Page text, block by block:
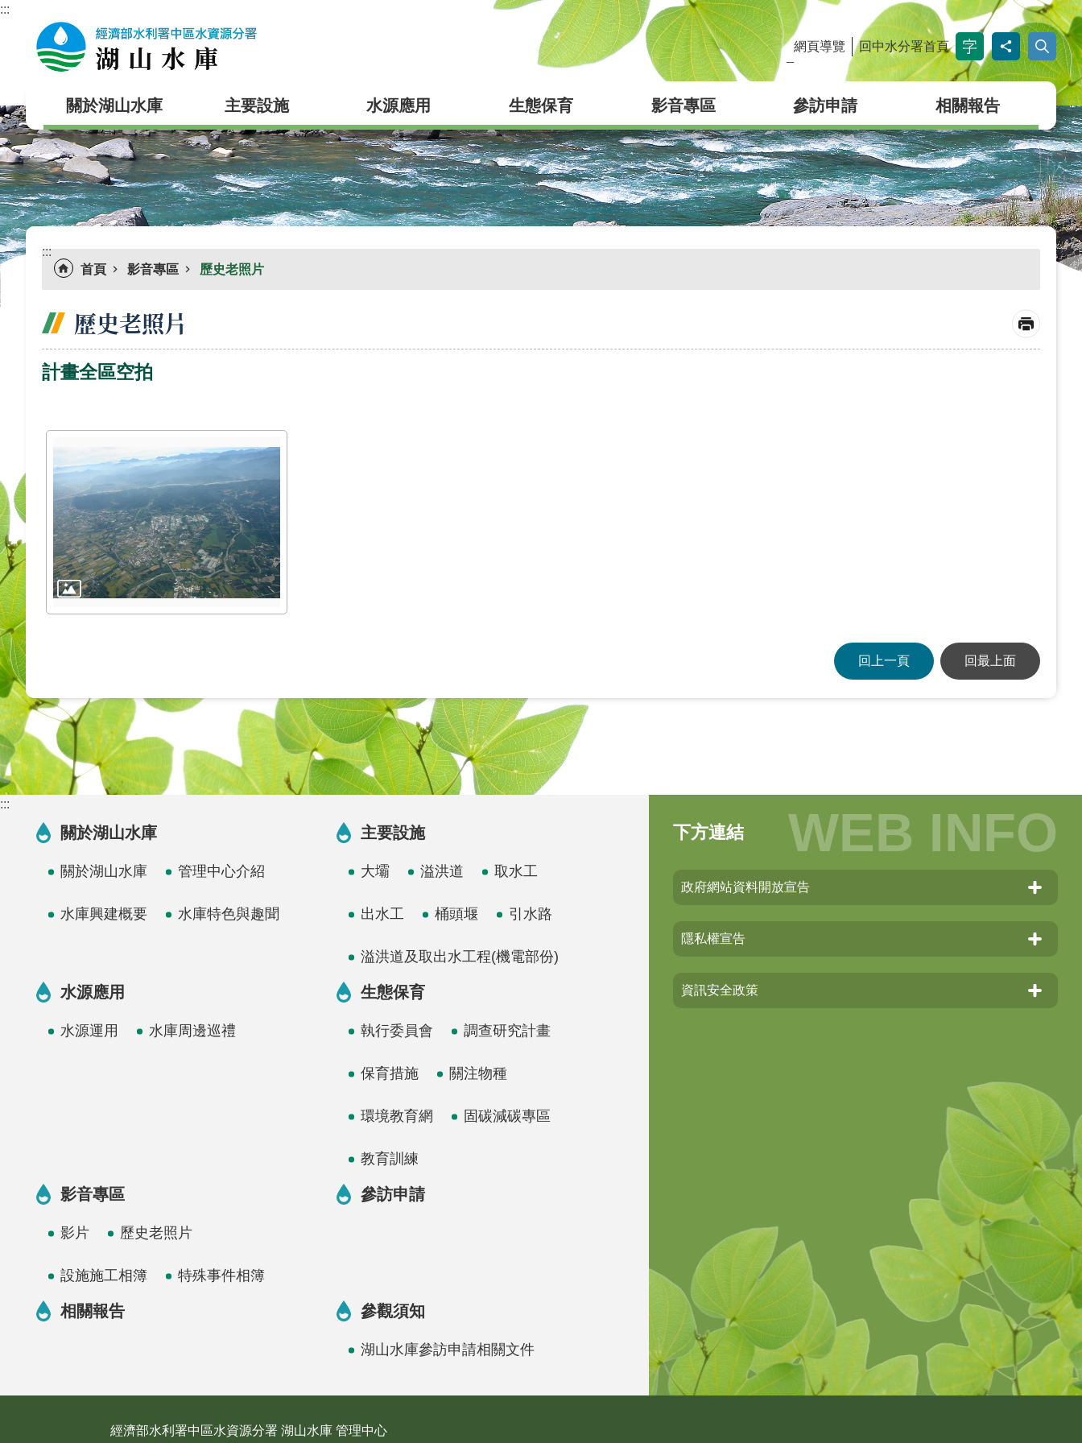
跳到主要內容區塊
:::
網頁導覽 回中水分署首頁
關於湖山水庫 主要設施 水源應用 生態保育 影音專區 參訪申請 相關報告
:::
首頁
影音專區 歷史老照片
歷史老照片
計畫全區空拍
回上一頁 回最上面
:::
關於湖山水庫
關於湖山水庫 管理中心介紹
水庫興建概要 水庫特色與趣聞
主要設施
大壩 溢洪道 取水工
出水工 桶頭堰 引水路
溢洪道及取出水工程(機電部份)
水源應用
水源運用 水庫周邊巡禮
生態保育
執行委員會 調查研究計畫
保育措施 關注物種
環境教育網 固碳減碳專區
教育訓練
影音專區
影片 歷史老照片
設施施工相簿 特殊事件相簿
參訪申請
相關報告 參觀須知
湖山水庫參訪申請相關文件
下方連結
政府網站資料開放宣告
隱私權宣告
資訊安全政策
經濟部水利署中區水資源分署 湖山水庫 管理中心